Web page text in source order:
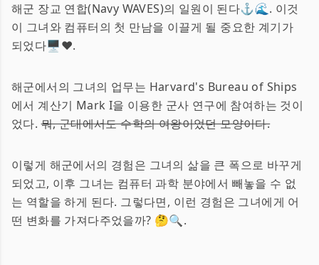
해군 장교 연합(Navy WAVES)의 일원이 된다⚓️🌊. 이것
이 그녀와 컴퓨터의 첫 만남을 이끌게 될 중요한 계기가
되었다🖥️❤️.
해군에서의 그녀의 업무는 Harvard's Bureau of Ships
에서 계산기 Mark I을 이용한 군사 연구에 참여하는 것이
었다.뭐, 군대에서도 수학의 여왕이었던 모양이다.
이렇게 해군에서의 경험은 그녀의 삶을 큰 폭으로 바꾸게
되었고, 이후 그녀는 컴퓨터 과학 분야에서 빼놓을 수 없
는 역할을 하게 된다. 그렇다면, 이런 경험은 그녀에게 어
떤 변화를 가져다주었을까? 🤔🔍.